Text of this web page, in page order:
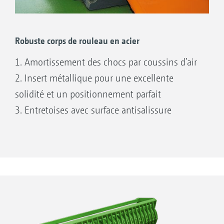
Rappuyage par bandes
Décrotteurs résistant à l’usure équipés de
série d’un revêtement en métal dur
de semis formé
Robuste corps de rouleau en acier
1. Amortissement des chocs par coussins d’air
2. Insert métallique pour une excellente
solidité et un positionnement parfait
3. Entretoises avec surface antisalissure